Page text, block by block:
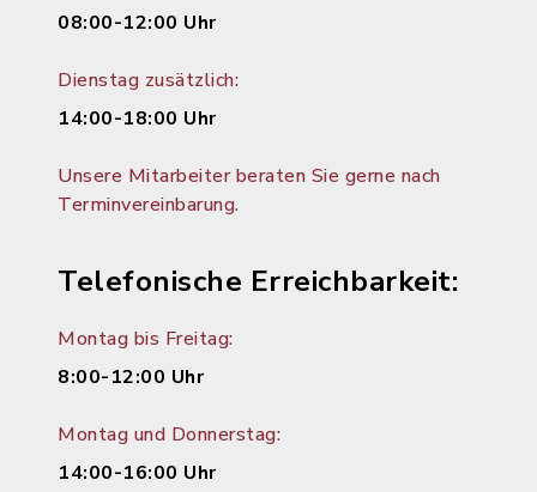
08:00-12:00 Uhr
Dienstag zusätzlich:
14:00-18:00 Uhr
Unsere Mitarbeiter beraten Sie gerne nach
Terminvereinbarung.
Telefonische Erreichbarkeit:
Montag bis Freitag:
8:00-12:00 Uhr
Montag und Donnerstag:
14:00-16:00 Uhr